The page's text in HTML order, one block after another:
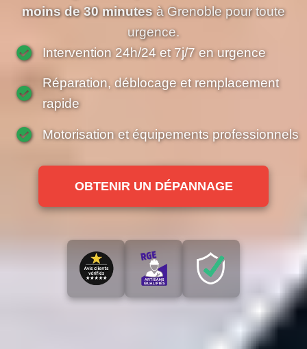
moins de 30 minutesà Grenoble pour toute
urgence.
Intervention 24h/24 et 7j/7 en urgence
Réparation, déblocage et remplacement
rapide
Motorisation et équipements professionnels
OBTENIR UN DÉPANNAGE